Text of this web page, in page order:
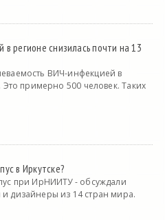
регионе снизилась почти на 13
ВИЧ-инфекцией в
Это примерно 500 человек. Таких
в Иркутске?
при ИрНИИТУ - обсуждали
дизайнеры из 14 стран мира.